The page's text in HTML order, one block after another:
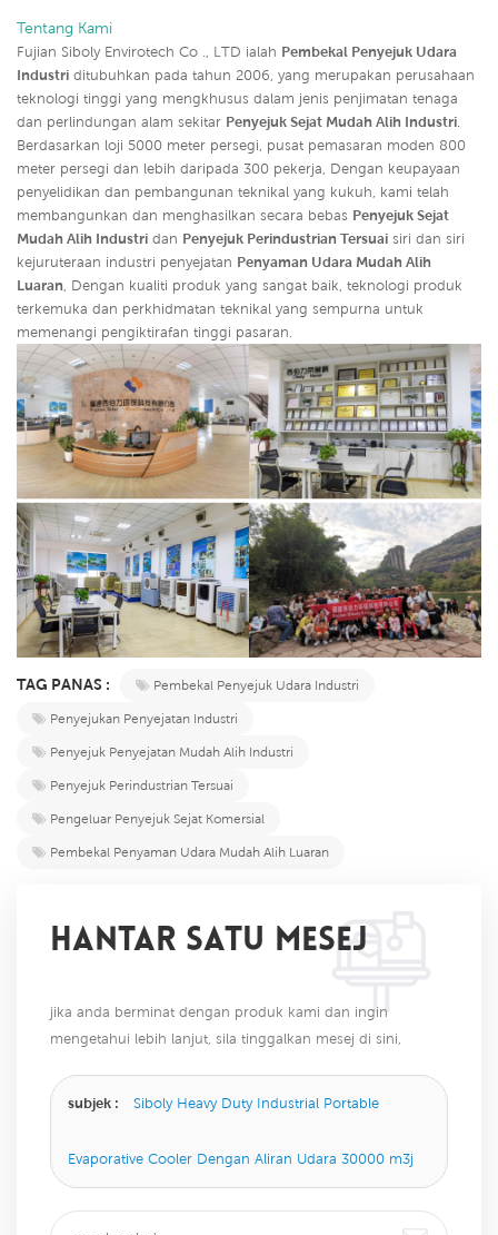
Tentang Kami
Fujian Siboly Envirotech Co ., LTD ialah Pembekal Penyejuk Udara
Industri ditubuhkan pada tahun 2006, yang merupakan perusahaan
teknologi tinggi yang mengkhusus dalam jenis penjimatan tenaga
dan perlindungan alam sekitar Penyejuk Sejat Mudah Alih Industri.
Berdasarkan loji 5000 meter persegi, pusat pemasaran moden 800
meter persegi dan lebih daripada 300 pekerja, Dengan keupayaan
penyelidikan dan pembangunan teknikal yang kukuh, kami telah
membangunkan dan menghasilkan secara bebas Penyejuk Sejat
Mudah Alih Industri dan Penyejuk Perindustrian Tersuai siri dan siri
kejuruteraan industri penyejatan Penyaman Udara Mudah Alih
Luaran, Dengan kualiti produk yang sangat baik, teknologi produk
terkemuka dan perkhidmatan teknikal yang sempurna untuk
memenangi pengiktirafan tinggi pasaran.
TAG PANAS :
Pembekal Penyejuk Udara Industri
Penyejukan Penyejatan Industri
Penyejuk Penyejatan Mudah Alih Industri
Penyejuk Perindustrian Tersuai
Pengeluar Penyejuk Sejat Komersial
Pembekal Penyaman Udara Mudah Alih Luaran
HANTAR SATU MESEJ
jika anda berminat dengan produk kami dan ingin
mengetahui lebih lanjut, sila tinggalkan mesej di sini,
subjek : Siboly Heavy Duty Industrial Portable
Evaporative Cooler Dengan Aliran Udara 30000 m3j